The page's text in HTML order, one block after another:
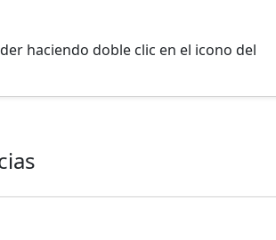
haciendo doble clic en el icono del